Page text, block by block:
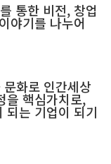
통한 비전, 창업
야기를 나누어
화로 인간세상
을 핵심가치로,
되는 기업이 되기